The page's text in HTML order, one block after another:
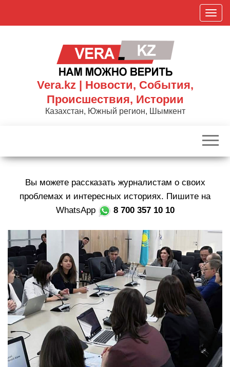
П
о
к
р
в
и
г
а
ц
Vera.kz | Новости, События,
Происшествия, Истории
Казахстан, Южный регион, Шымкент
Вы можете рассказать журналистам о своих
проблемах и интересных историях. Пишите на
WhatsApp
8 700 357 10 10